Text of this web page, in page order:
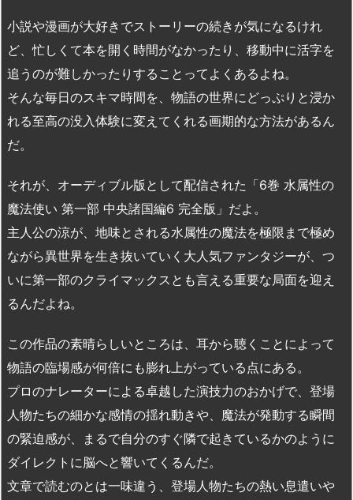
小説や漫画が大好きでストーリーの続きが気になるけれ
ど、忙しくて本を開く時間がなかったり、移動中に活字を
追うのが難しかったりすることってよくあるよね。
そんな毎日のスキマ時間を、物語の世界にどっぷりと浸か
れる至高の没入体験に変えてくれる画期的な方法があるん
だ。
それが、オーディブル版として配信された「6巻 水属性の
魔法使い 第一部 中央諸国編6 完全版」だよ。
主人公の涼が、地味とされる水属性の魔法を極限まで極め
ながら異世界を生き抜いていく大人気ファンタジーが、つ
いに第一部のクライマックスとも言える重要な局面を迎え
るんだよね。
この作品の素晴らしいところは、耳から聴くことによって
物語の臨場感が何倍にも膨れ上がっている点にある。
プロのナレーターによる卓越した演技力のおかげで、登場
人物たちの細かな感情の揺れ動きや、魔法が発動する瞬間
の緊迫感が、まるで自分のすぐ隣で起きているかのように
ダイレクトに脳へと響いてくるんだ。
文章で読むのとは一味違う、登場人物たちの熱い息遣いや